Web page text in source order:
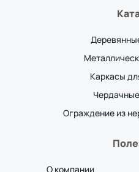
Каркасы
Ограждение из
О компании